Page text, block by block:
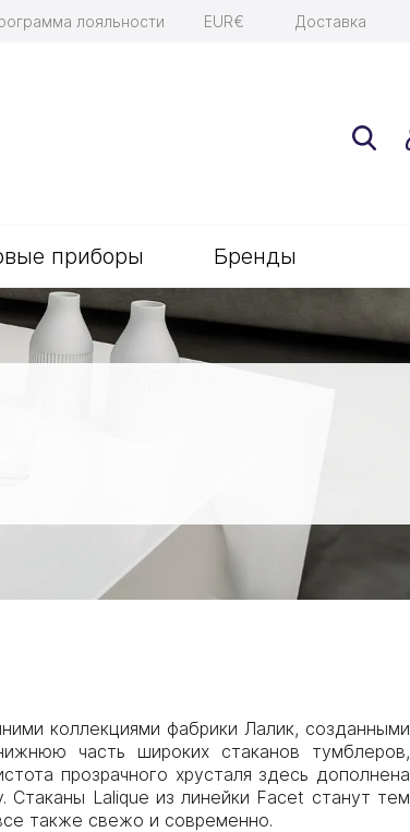
лояльности EUR€ Доставка
приборы Бренды
коллекциями фабрики Лалик, созданными
часть широких стаканов тумблеров,
прозрачного хрусталя здесь дополнена
Lalique из линейки Facet станут тем
также свежо и современно.